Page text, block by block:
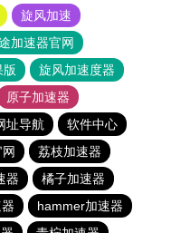
旋风加速
加速器官网
版
旋风加速度器
原子加速器
址导航
软件中心
荔枝加速器
器
橘子加速器
hammer加速器